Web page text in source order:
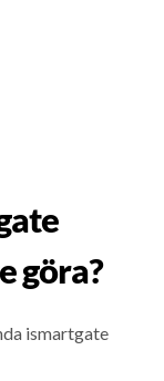
göra?
ismartgate